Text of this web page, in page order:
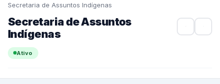
Secretaria de Assuntos Indígenas
Secretaria de Assuntos
Indígenas
Ativo